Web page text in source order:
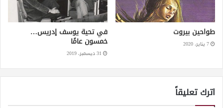
طواحين بيروت
7 يناير، 2020
في تحية يوسف إدريس…
خمسون عامًا
31 ديسمبر، 2019
اترك تعليقاً